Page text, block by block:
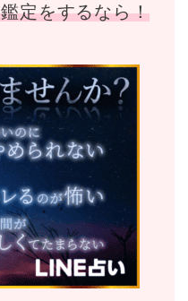
定をするなら！